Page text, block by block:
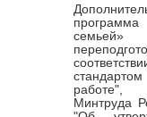
работе",
Минтруда